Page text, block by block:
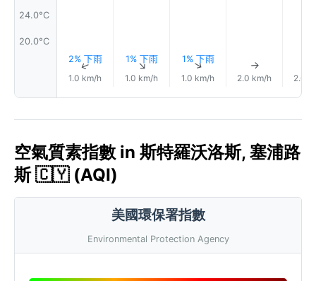
24.0°C
20.0°C
2% 下雨
↑
1.0 km/h
1% 下雨
↑
1.0 km/h
1% 下雨
↑
1.0 km/h
↑
2.0 km/h 2.0
空氣質素指數 in 斯特羅沃洛斯, 塞浦路
斯 🇨🇾 (AQI)
美國環保署指數
Environmental Protection Agency